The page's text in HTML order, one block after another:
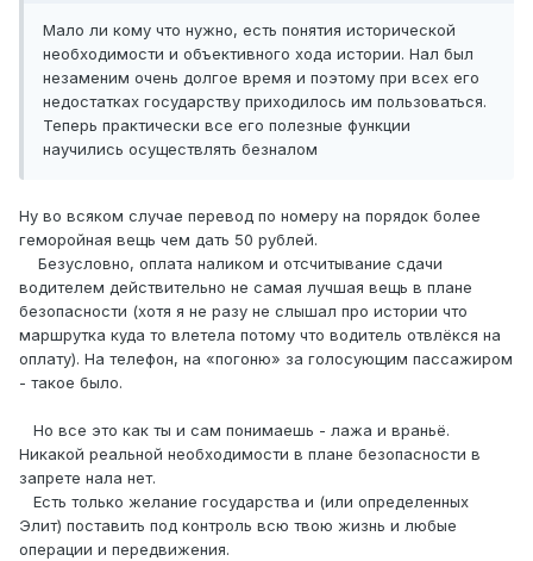
Мало ли кому что нужно, есть понятия исторической
необходимости и объективного хода истории. Нал был
незаменим очень долгое время и поэтому при всех его
недостатках государству приходилось им пользоваться.
Теперь практически все его полезные функции
научились осуществлять безналом
Ну во всяком случае перевод по номеру на порядок более
геморойная вещь чем дать 50 рублей.
Безусловно, оплата наликом и отсчитывание сдачи
водителем действительно не самая лучшая вещь в плане
безопасности (хотя я не разу не слышал про истории что
маршрутка куда то влетела потому что водитель отвлёкся на
оплату). На телефон, на «погоню» за голосующим пассажиром
- такое было.
Но все это как ты и сам понимаешь - лажа и враньё.
Никакой реальной необходимости в плане безопасности в
запрете нала нет.
Есть только желание государства и (или определенных
Элит) поставить под контроль всю твою жизнь и любые
операции и передвижения.